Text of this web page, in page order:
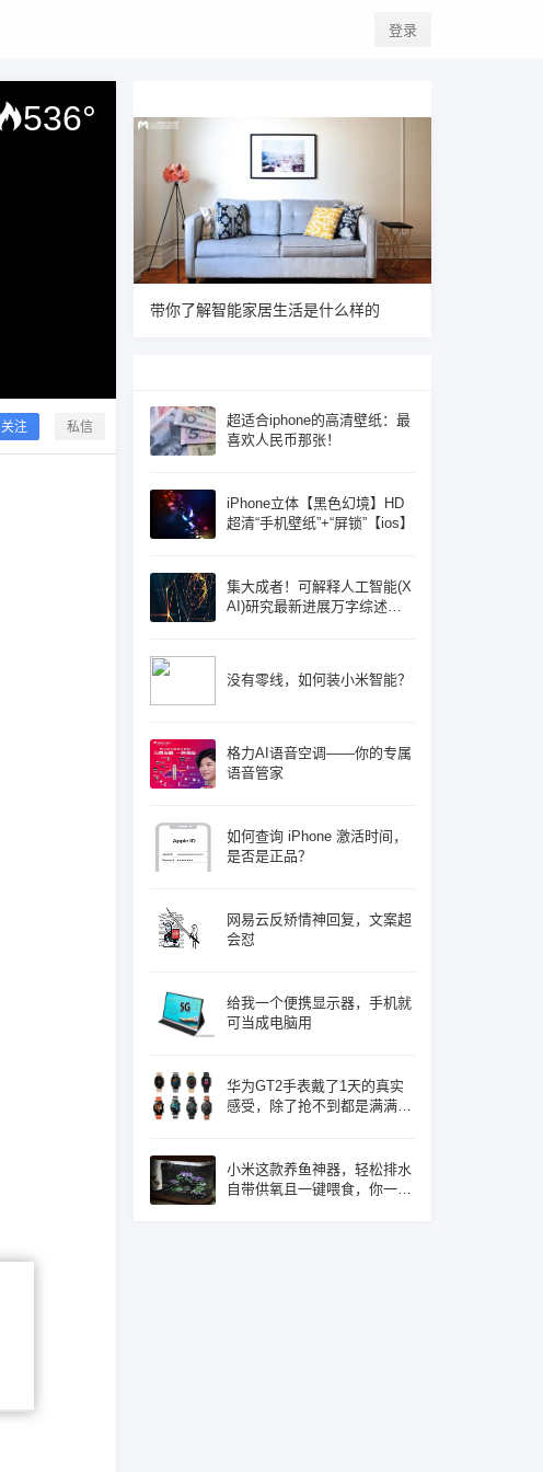
登录
536°
关注 私信
带你了解智能家居生活是什么样的
超适合iphone的高清壁纸：最
喜欢人民币那张！
iPhone立体【黑色幻境】HD
超清“手机壁纸”+“屏锁”【ios】
集大成者！可解释人工智能(X
AI)研究最新进展万字综述论
没有零线，如何装小米智能？
格力AI语音空调——你的专属
语音管家
如何查询 iPhone 激活时间，
是否是正品？
网易云反矫情神回复，文案超
会怼
给我一个便携显示器，手机就
可当成电脑用
华为GT2手表戴了1天的真实
感受，除了抢不到都是满满的
小米这款养鱼神器，轻松排水
自带供氧且一键喂食，你一定